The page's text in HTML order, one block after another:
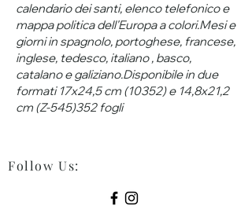
calendario dei santi, elenco telefonico e
mappa politica dell'Europa a colori.Mesi e
giorni in spagnolo, portoghese, francese,
inglese, tedesco, italiano , basco,
catalano e galiziano.Disponibile in due
formati 17x24,5 cm (10352) e 14,8x21,2
cm (Z-545)352 fogli
Follow Us: